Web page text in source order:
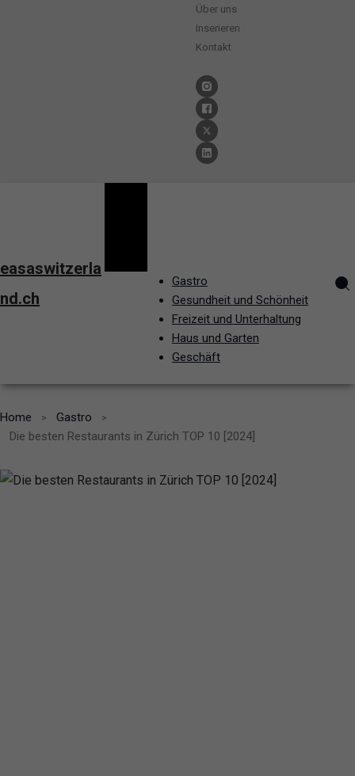
Über uns
Inserieren
Kontakt
easaswitzerla
nd.ch
Gastro
Gesundheit und Schönheit
Freizeit und Unterhaltung
Haus und Garten
Geschäft
Home
Gastro
Die besten Restaurants in Zürich TOP 10 [2024]